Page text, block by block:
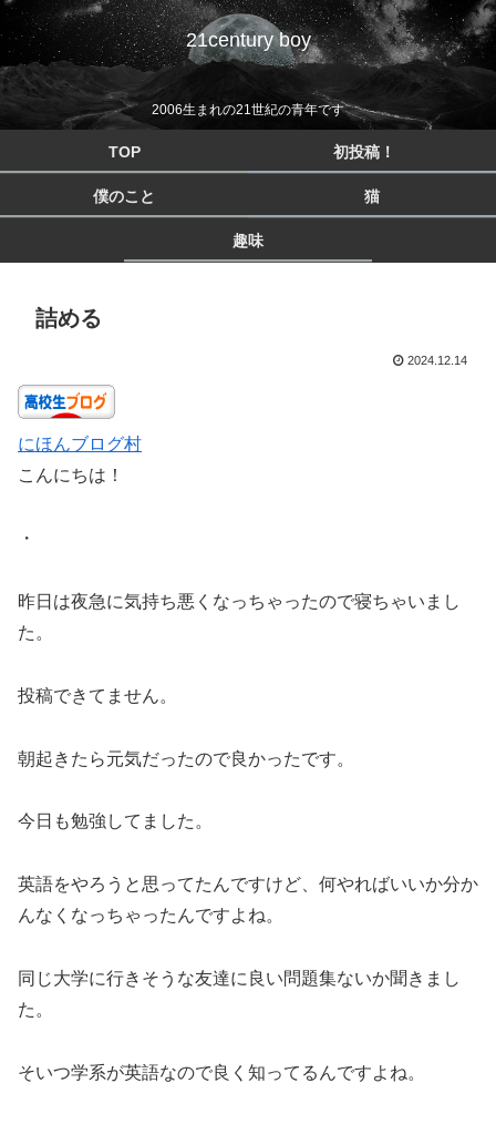
21century boy
2006生まれの21世紀の青年です
TOP 初投稿！
僕のこと 猫
趣味
詰める
2024.12.14
にほんブログ村
こんにちは！
・
昨日は夜急に気持ち悪くなっちゃったので寝ちゃいまし
た。
投稿できてません。
朝起きたら元気だったので良かったです。
今日も勉強してました。
英語をやろうと思ってたんですけど、何やればいいか分か
んなくなっちゃったんですよね。
同じ大学に行きそうな友達に良い問題集ないか聞きまし
た。
そいつ学系が英語なので良く知ってるんですよね。